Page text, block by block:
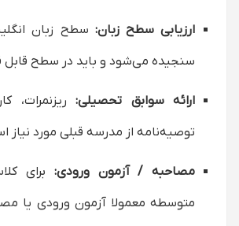
ارزیابی سطح زبان: سطح زبان
سنجیده می‌شود و باید در سطح قابل
ارائه سوابق تحصیلی: ریزنمرات،
توصیه‌نامه از مدرسه قبلی مورد نیاز
مصاحبه / آزمون ورودی: برای
متوسطه معمولا آزمون ورودی یا